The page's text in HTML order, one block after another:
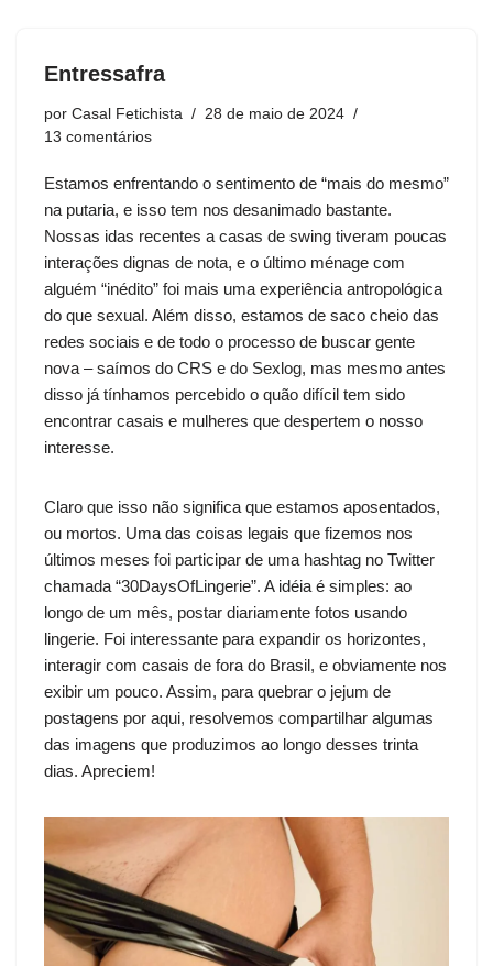
Entressafra
por Casal Fetichista
28 de maio de 2024
13 comentários
Estamos enfrentando o sentimento de “mais do mesmo”
na putaria, e isso tem nos desanimado bastante.
Nossas idas recentes a casas de swing tiveram poucas
interações dignas de nota, e o último ménage com
alguém “inédito” foi mais uma experiência antropológica
do que sexual. Além disso, estamos de saco cheio das
redes sociais e de todo o processo de buscar gente
nova – saímos do CRS e do Sexlog, mas mesmo antes
disso já tínhamos percebido o quão difícil tem sido
encontrar casais e mulheres que despertem o nosso
interesse.
Claro que isso não significa que estamos aposentados,
ou mortos. Uma das coisas legais que fizemos nos
últimos meses foi participar de uma hashtag no Twitter
chamada “30DaysOfLingerie”. A idéia é simples: ao
longo de um mês, postar diariamente fotos usando
lingerie. Foi interessante para expandir os horizontes,
interagir com casais de fora do Brasil, e obviamente nos
exibir um pouco. Assim, para quebrar o jejum de
postagens por aqui, resolvemos compartilhar algumas
das imagens que produzimos ao longo desses trinta
dias. Apreciem!